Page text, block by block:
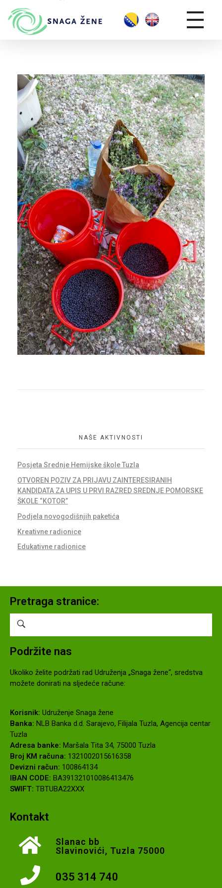
NAŠE AKTIVNOSTI
Posjeta Srednje Hemijske škole Tuzla
OTVOREN POZIV ZA PRIJAVU ZAINTERESIRANIH
KANDIDATA ZA UPIS U PRVI RAZRED SREDNJE POMORSKE
ŠKOLE “KOTOR”
Podjela novogodišnjih paketića
Kreativne radionice
Edukativne radionice
Pretraga stranice:
Podržite nas
Ukoliko želite podržati rad Udruženja „Snaga žene“, sredstva
možete donirati na sljedeće račune:
Korisnik: Udruženje Snaga žene
Banka: NLB Banka d.d. Sarajevo, Filijala Tuzla, Agencija centar
Tuzla
Adresa banke: Maršala Tita 34, 75000 Tuzla
Broj KM računa: 1321002015616358
Devizni račun: 100864134
IBAN CODE: BA391321010086413476
SWIFT: TBTUBA22XXX
Kontakt
Slanac bb
Slavinovići, Tuzla 75000
035 314 740